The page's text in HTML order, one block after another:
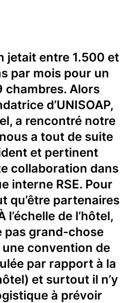
jetait entre 1.500 et
par mois pour un
chambres. Alors
d’UNISOAP,
a rencontré notre
a tout de suite
et pertinent
collaboration dans
interne RSE. Pour
qu’être partenaires
l’échelle de l’hôtel,
pas grand-chose
convention de
par rapport à la
et surtout il n’y
à prévoir